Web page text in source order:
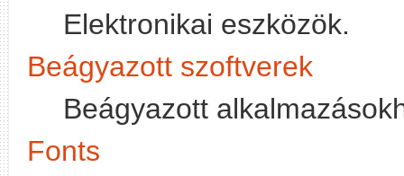
Elektronikai eszközök.
Beágyazott szoftverek
Beágyazott
Fonts